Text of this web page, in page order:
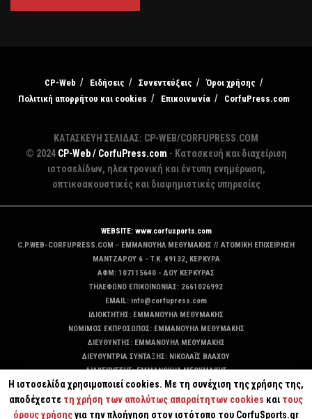
CP-Web Ειδήσεις Συνεντεύξεις
Όροι χρήσης
Πολιτική απορρήτου και cookies
Επικοινωνία CorfuPress.com
ΚΑΤΑΣΚΕΥΗ ΣΕΛΙΔΑΣ: CP-WEB/CORFUPRESS.COM
© 2024 CP-Web / CorfuPress.com - Κατασκευή και διαχείριση
ιστοσελίδων, ηλεκτρονική και έντυπη ενημέρωση,
οπτικοακουστικές και διαφημιστικές υπηρεσίες
WEBSITE: www.corfusports.com
C.P.WEB-CORFUPRESS.COM - ΕΜΜΑΝΟΥΗΛ ΜΕΘΥΜΑΚΗΣ // ΑΤΟΜΙΚΗ ΕΠΙΧΕΙΡΗΣΗ
MANTZAΡΟΥ 6 - T.K. 49132, ΚΕΡΚΥΡΑ
ΑΦΜ: 107115640 - ΔΟΥ ΚΕΡΚΥΡΑΣ
ΤΗΛΕΦΩΝΟ ΕΠΙΚΟΙΝΩΝΙΑΣ: 2661026992
EMAIL: info@corfupress.com
ΙΔΙΟΚΤΗΤΗΣ: EMMANOYΗΛ ΜΕΘΥΜΑΚΗΣ
ΝΟΜΙΜΟΣ ΕΚΠΡΟΣΩΠΟΣ: EMMANOYΗΛ ΜΕΘΥΜΑΚΗΣ
ΔΙΕΥΘΥΝΤΗΣ: EMMANOYΗΛ ΜΕΘΥΜΑΚΗΣ
ΔΙΕΥΘΥΝΤΡΙΑ ΣΥΝΤΑΞΗΣ: ΝΙΚΟΛΑΪΣ ΒΛΑΧΟΥ
ΔΙΑΧΕΙΡΙΣΤΗΣ: EMMANOYΗΛ ΜΕΘΥΜΑΚΗΣ
ΔΙΚΑΙΟΥΧΟΣ DOMAIN: ΕΜΜΑΝΟΥΗΛ ΜΕΘΥΜΑΚΗΣ
Η ιστοσελίδα χρησιμοποιεί cookies. Με τη συνέχιση της χρήσης της,
αποδέχεστε τη χρήση των απολύτως απαραίτητων cookies και τους
όρους χρήσηςγια την πλοήγηση στον ιστότοπο του CorfuSports.gr